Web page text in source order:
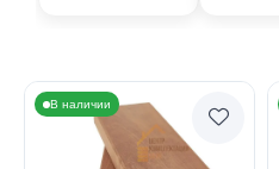
В наличии